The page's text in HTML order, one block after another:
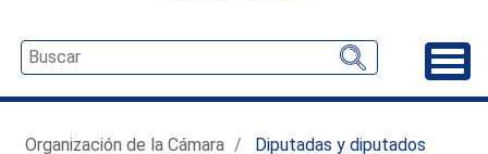
Organización de la Cámara
Diputadas y diputados